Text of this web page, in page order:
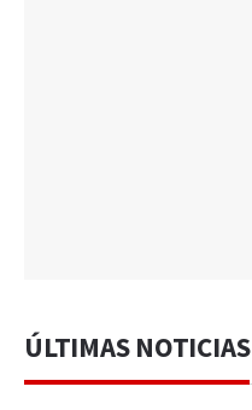
ÚLTIMAS NOTICIAS